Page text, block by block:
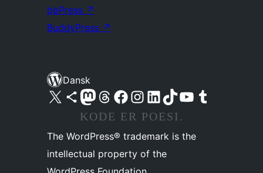
bbPress ↗
BuddyPress ↗
Dansk
Besøg vores X (tidligere Twitter) kontoBesøg vores Bluesky-konto
Besøg vores Mastodon kontoBesøg vores Threads-konto
Besøg vores Facebook sideBesøg vores Instagram kontoBesøg vores LinkedIn konto
Besøg vores TikTok-kontoBesøg vores YouTube-kanalBesøg vores Tumblr-konto
KODE ER POESI.
The WordPress® trademark is the
intellectual property of the